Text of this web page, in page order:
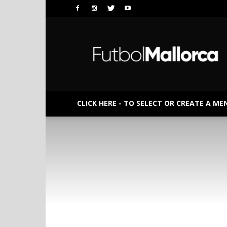
CLICK HERE - TO SELECT OR CREATE A